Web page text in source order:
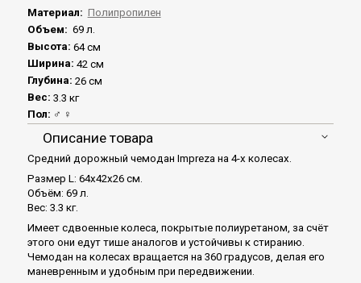
Материал: Полипропилен
Объем: 69 л.
Высота: 64 см
Ширина: 42 см
Глубина: 26 см
Вес: 3.3 кг
Пол: ♂ ♀
Описание товара
Средний дорожный чемодан Impreza на 4-х колесах.
Размер L: 64x42x26 см.
Объём: 69 л.
Вес: 3.3 кг.
Имеет сдвоенные колеса, покрытые полиуретаном, за счёт
этого они едут тише аналогов и устойчивы к стиранию.
Чемодан на колесах вращается на 360 градусов, делая его
маневренным и удобным при передвижении.